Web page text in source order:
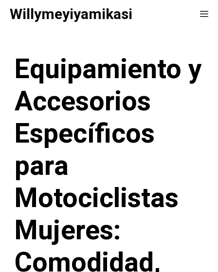
Saltar
Willymeyiyamikasi
Equipamiento y
Accesorios
Específicos
para
Motociclistas
Mujeres:
Comodidad,